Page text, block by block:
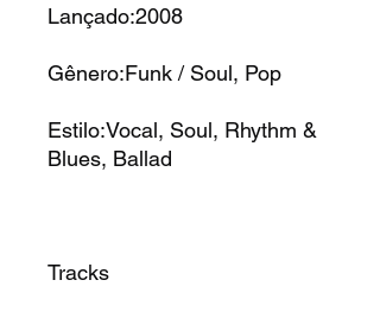
Lançado:2008
Gênero:Funk / Soul, Pop
Estilo:Vocal, Soul, Rhythm &
Blues, Ballad
Tracks